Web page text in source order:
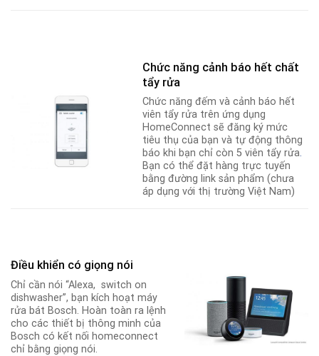
Chức năng cảnh báo hết chất
tẩy rửa
Chức năng đếm và cảnh báo hết
viên tẩy rửa trên ứng dụng
HomeConnect sẽ đăng ký mức
tiêu thụ của bạn và tự động thông
báo khi bạn chỉ còn 5 viên tẩy rửa.
Bạn có thể đặt hàng trực tuyến
bằng đường link sản phẩm (chưa
áp dụng với thị trường Việt Nam)
Điều khiển có giọng nói
Chỉ cần nói “Alexa, switch on
dishwasher”, bạn kích hoạt máy
rửa bát Bosch. Hoàn toàn ra lệnh
cho các thiết bị thông minh của
Bosch có kết nối homeconnect
chỉ bằng giọng nói.